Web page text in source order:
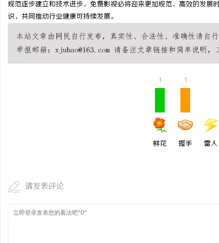
规范逐步建立和技术进步，免费影视必将迎来更加规范、高效的发
识，共同推动行业健康可持续发展。
1
鲜花
1
握手 雷人
请发表评论